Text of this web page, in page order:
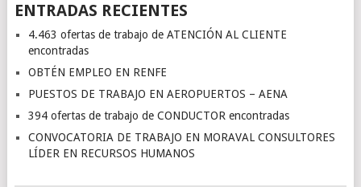
ENTRADAS RECIENTES
4.463 ofertas de trabajo de ATENCIÓN AL CLIENTE
encontradas
OBTÉN EMPLEO EN RENFE
PUESTOS DE TRABAJO EN AEROPUERTOS – AENA
394 ofertas de trabajo de CONDUCTOR encontradas
CONVOCATORIA DE TRABAJO EN MORAVAL CONSULTORES
LÍDER EN RECURSOS HUMANOS